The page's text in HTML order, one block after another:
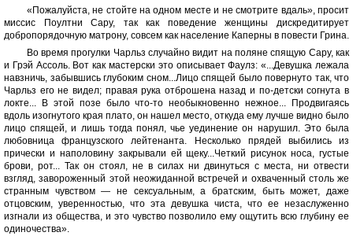
«Пожалуйста, не стойте на одном месте и не смотрите вдаль», просит
миссис Поултни Сару, так как поведение женщины дискредитирует
добропорядочную матрону, совсем как население Каперны в повести Грина.
Во время прогулки Чарльз случайно видит на поляне спящую Сару, как
и Грэй Ассоль. Вот как мастерски это описывает Фаулз: «...Девушка лежала
навзничь, забывшись глубоким сном...Лицо спящей было повернуто так, что
Чарльз его не видел; правая рука отброшена назад и по-детски согнута в
локте... В этой позе было что-то необыкновенно нежное... Продвигаясь
вдоль изогнутого края плато, он нашел место, откуда ему лучше видно было
лицо спящей, и лишь тогда понял, чье уединение он нарушил. Это была
любовница французского лейтенанта. Несколько прядей выбились из
прически и наполовину закрывали ей щеку...Четкий рисунок носа, густые
брови, рот... Так он стоял, не в силах ни двинуться с места, ни отвести
взгляд, завороженный этой неожиданной встречей и охваченный столь же
странным чувством — не сексуальным, а братским, быть может, даже
отцовским, уверенностью, что эта девушка чиста, что ее незаслуженно
изгнали из общества, и это чувство позволило ему ощутить всю глубину ее
одиночества».